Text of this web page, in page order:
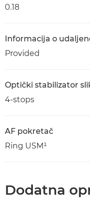
0.18
Informacija o
Provided
Optički stabilizator
4-stops
AF pokretač
Ring USM¹
Dodatna